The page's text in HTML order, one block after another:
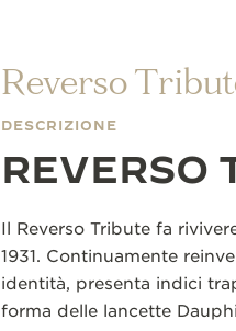
Reverso
DESCRIZIONE
REVERSO
Il Reverso Tribute fa
1931. Continuamente
identità, presenta indici
forma delle lancette